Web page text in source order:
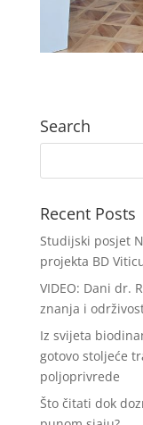
Search
Recent Posts
Studijski posjet
projekta BD
VIDEO: Dani dr.
znanja i
Iz svijeta
gotovo stoljeće
poljoprivrede
Što čitati dok